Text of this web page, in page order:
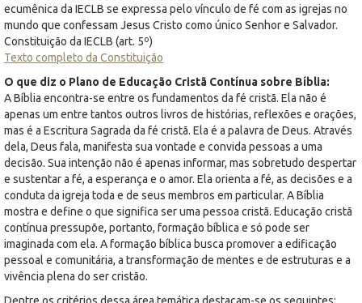
ecumênica da IECLB se expressa pelo vínculo de fé com as igrejas no
mundo que confessam Jesus Cristo como único Senhor e Salvador.
Constituição da IECLB (art. 5º)
Texto completo da Constituição
O que diz o Plano de Educação Cristã Contínua sobre Bíblia:
A Bíblia encontra-se entre os fundamentos da fé cristã. Ela não é
apenas um entre tantos outros livros de histórias, reflexões e orações,
mas é a Escritura Sagrada da fé cristã. Ela é a palavra de Deus. Através
dela, Deus fala, manifesta sua vontade e convida pessoas a uma
decisão. Sua intenção não é apenas informar, mas sobretudo despertar
e sustentar a fé, a esperança e o amor. Ela orienta a fé, as decisões e a
conduta da igreja toda e de seus membros em particular. A Bíblia
mostra e define o que significa ser uma pessoa cristã. Educação cristã
contínua pressupõe, portanto, formação bíblica e só pode ser
imaginada com ela. A formação bíblica busca promover a edificação
pessoal e comunitária, a transformação de mentes e de estruturas e a
vivência plena do ser cristão.